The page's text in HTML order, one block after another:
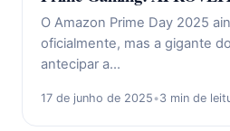
O Amazon Prime Day 2025
oficialmente, mas a gigante
antecipar a…
17 de junho de 2025•3 min de